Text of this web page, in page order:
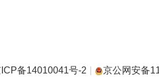
备14010041号-2 京公网安备